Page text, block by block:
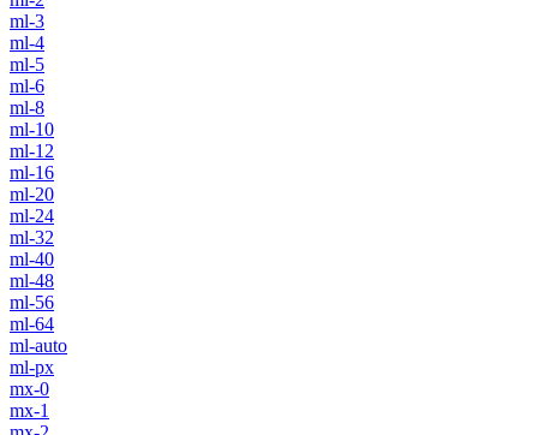
ml-3
ml-4
ml-5
ml-6
ml-8
ml-10
ml-12
ml-16
ml-20
ml-24
ml-32
ml-40
ml-48
ml-56
ml-64
ml-auto
ml-px
mx-0
mx-1